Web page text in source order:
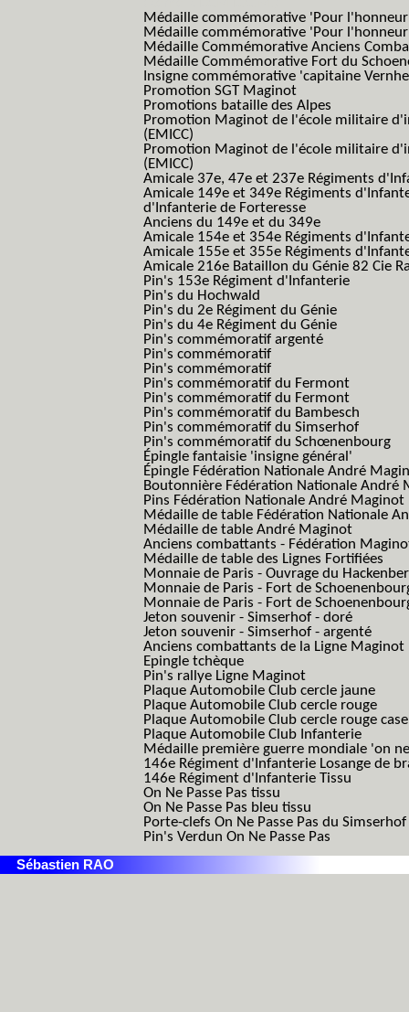
Médaille commémorative 'Pour
Médaille commémorative 'Pour
Médaille Commémorative Anciens
Médaille Commémorative Fort du
Insigne commémorative 'capitaine
Promotion SGT Maginot
Promotions bataille des Alpes
Promotion Maginot de l'école militaire
(EMICC)
Promotion Maginot de l'école militaire
(EMICC)
Amicale 37e, 47e et 237e Régiments
Amicale 149e et 349e Régiments
d'Infanterie de Forteresse
Anciens du 149e et du 349e
Amicale 154e et 354e Régiments
Amicale 155e et 355e Régiments
Amicale 216e Bataillon du Génie 82 Cie
Pin's 153e Régiment d'Infanterie
Pin's du Hochwald
Pin's du 2e Régiment du Génie
Pin's du 4e Régiment du Génie
Pin's commémoratif argenté
Pin's commémoratif
Pin's commémoratif
Pin's commémoratif du Fermont
Pin's commémoratif du Fermont
Pin's commémoratif du Bambesch
Pin's commémoratif du Simserhof
Pin's commémoratif du Schœnenbourg
Épingle fantaisie 'insigne général'
Épingle Fédération Nationale André
Boutonnière Fédération Nationale André
Pins Fédération Nationale André Maginot
Médaille de table Fédération Nationale
Médaille de table André Maginot
Anciens combattants - Fédération
Médaille de table des Lignes Fortifiées
Monnaie de Paris - Ouvrage du
Monnaie de Paris - Fort de
Monnaie de Paris - Fort de
Jeton souvenir - Simserhof - doré
Jeton souvenir - Simserhof - argenté
Anciens combattants de la Ligne Maginot
Epingle tchèque
Pin's rallye Ligne Maginot
Plaque Automobile Club cercle jaune
Plaque Automobile Club cercle rouge
Plaque Automobile Club cercle rouge
Plaque Automobile Club Infanterie
Médaille première guerre mondiale 'on
146e Régiment d'Infanterie Losange de
146e Régiment d'Infanterie Tissu
On Ne Passe Pas tissu
On Ne Passe Pas bleu tissu
Porte-clefs On Ne Passe Pas du Simserhof
Pin's Verdun On Ne Passe Pas
Sébastien RAO